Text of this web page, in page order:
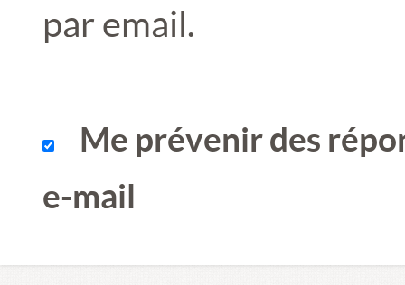
par email.
Me prévenir des
e-mail